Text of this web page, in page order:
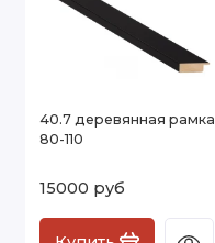
40.7 деревянная рамка
80-110
15000 руб